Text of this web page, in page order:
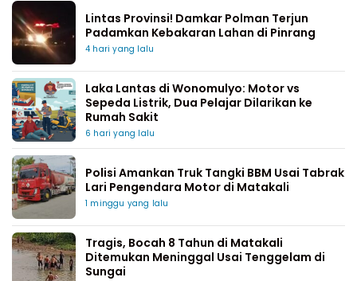
Lintas Provinsi! Damkar Polman Terjun
Padamkan Kebakaran Lahan di Pinrang
4 hari yang lalu
Laka Lantas di Wonomulyo: Motor vs
Sepeda Listrik, Dua Pelajar Dilarikan ke
Rumah Sakit
6 hari yang lalu
Polisi Amankan Truk Tangki BBM Usai Tabrak
Lari Pengendara Motor di Matakali
1 minggu yang lalu
Tragis, Bocah 8 Tahun di Matakali
Ditemukan Meninggal Usai Tenggelam di
Sungai